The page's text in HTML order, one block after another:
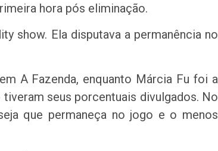
hora pós eliminação.
show. Ela disputava a permanência no
A Fazenda, enquanto Márcia Fu foi a
seus porcentuais divulgados. No
que permaneça no jogo e o menos